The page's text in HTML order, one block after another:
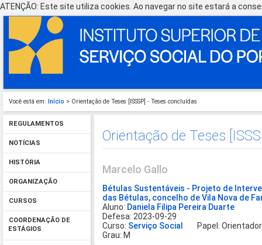
ATENÇÃO: Este site utiliza cookies. Ao navegar no site estará a
Você está em: Início > Orientação de Teses [ISSSP] - Teses concluídas
REGULAMENTOS
NOTÍCIAS
HISTÓRIA
ORGANIZAÇÃO
CURSOS
COORDENAÇÃO DE
ESTÁGIOS
Orientação de Teses
Marcelo Gallo
Bétulas Sustentáveis - Projeto de
das Bétulas, concelho de Vila Nova de
Aluno: Daniela Filipa Pereira Duarte
Defesa: 2023-09-29
Curso: Serviço Social
Papel: Orientador
Grau: M